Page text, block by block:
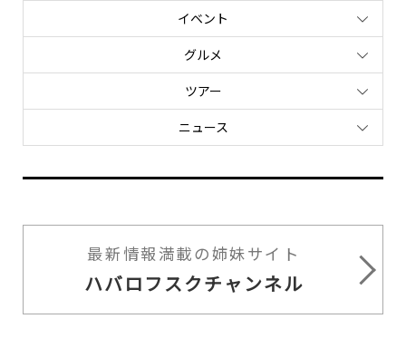
イベント
グルメ
ツアー
ニュース
最新情報満載の姉妹サイト
ハバロフスクチャンネル